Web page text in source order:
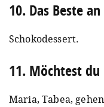
10. Das Beste
Schokodessert.
11. Möchtest du
Maria, Tabea,